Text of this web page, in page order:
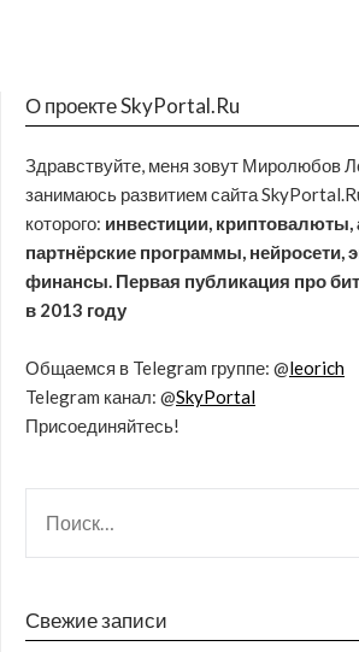
О проекте SkyPortal.Ru
Здравствуйте, меня зовут Миролюбов
занимаюсь развитием сайта
которого: инвестиции, криптовалюты,
партнёрские программы, нейросети,
финансы. Первая публикация про
в 2013 году
Общаемся в Telegram группе: @leorich
Telegram канал: @SkyPortal
Присоединяйтесь!
Свежие записи